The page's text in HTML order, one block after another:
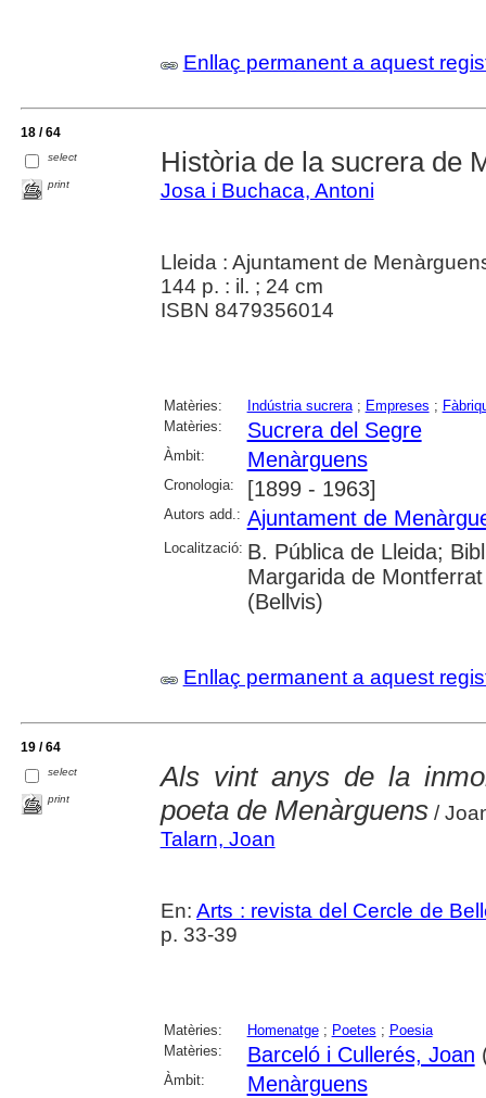
Enllaç permanent a aquest
18 / 64
select
print
Història de la sucrera de
Josa i Buchaca, Antoni
Lleida : Ajuntament de
144 p. : il. ; 24 cm
ISBN 8479356014
Matèries: Indústria sucrera; Empreses ;
Matèries:
Sucrera del Segre
Àmbit: Menàrguens
Cronologia: [1899 - 1963]
Autors add.: Ajuntament de
Localització: B. Pública de Lleida;
Margarida de
(Bellvis)
Enllaç permanent a aquest
19 / 64
select
print
Als vint anys de la
poeta de Menàrguens/
Talarn, Joan
En:Arts : revista del Cercle de
p. 33-39
Matèries: Homenatge; Poetes ; Poesia
Matèries:
Barceló i Cullerés, Joan
Àmbit: Menàrguens